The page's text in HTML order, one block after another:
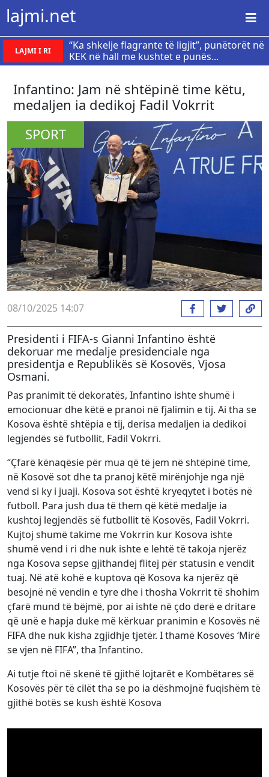
lajmi.net
LAJMI I RI
“Ka shkelje flagrante të ligjit”, punëtorët në
KEK në hall me kushtet e punës...
​Infantino: Jam në shtëpinë time këtu,
medaljen ia dedikoj Fadil Vokrrit
SPORT
08/10/2025 14:07
Presidenti i FIFA-s Gianni Infantino është
dekoruar me medalje presidenciale nga
presidentja e Republikës së Kosovës, Vjosa
Osmani.
Pas pranimit të dekoratës, Infantino ishte shumë i
emocionuar dhe këtë e pranoi në fjalimin e tij. Ai tha se
Kosova është shtëpia e tij, derisa medaljen ia dedikoi
legjendës së futbollit, Fadil Vokrri.
“Çfarë kënaqësie për mua që të jem në shtëpinë time,
në Kosovë sot dhe ta pranoj këtë mirënjohje nga një
vend si ky i juaji. Kosova sot është kryeqytet i botës në
futboll. Para jush dua të them që këtë medalje ia
kushtoj legjendës së futbollit të Kosovës, Fadil Vokrri.
Kujtoj shumë takime me Vokrrin kur Kosova ishte
shumë vend i ri dhe nuk ishte e lehtë të takoja njerëz
nga Kosova sepse gjithandej flitej për statusin e vendit
tuaj. Në atë kohë e kuptova që Kosova ka njerëz që
besojnë në vendin e tyre dhe i thosha Vokrrit të shohim
çfarë mund të bëjmë, por ai ishte në çdo derë e dritare
që unë e hapja duke më kërkuar pranimin e Kosovës në
FIFA dhe nuk kisha zgjidhje tjetër. I thamë Kosovës ‘Mirë
se vjen në FIFA”, tha Infantino.
Ai tutje ftoi në skenë të gjithë lojtarët e Kombëtares së
Kosovës për të cilët tha se po ia dëshmojnë fuqishëm të
gjithë botës se kush është Kosova